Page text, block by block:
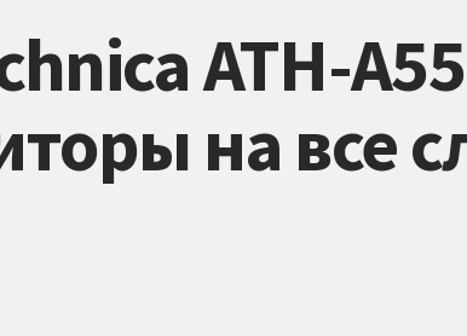
ATH-
на все